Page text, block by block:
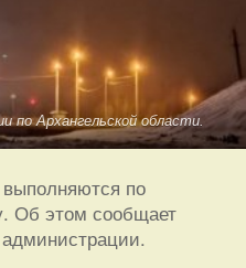
Архангельской области.
по
Об этом сообщает